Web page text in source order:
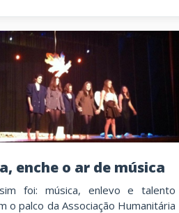
enche o ar de música
foi: música, enlevo e talento
o palco da Associação Humanitária